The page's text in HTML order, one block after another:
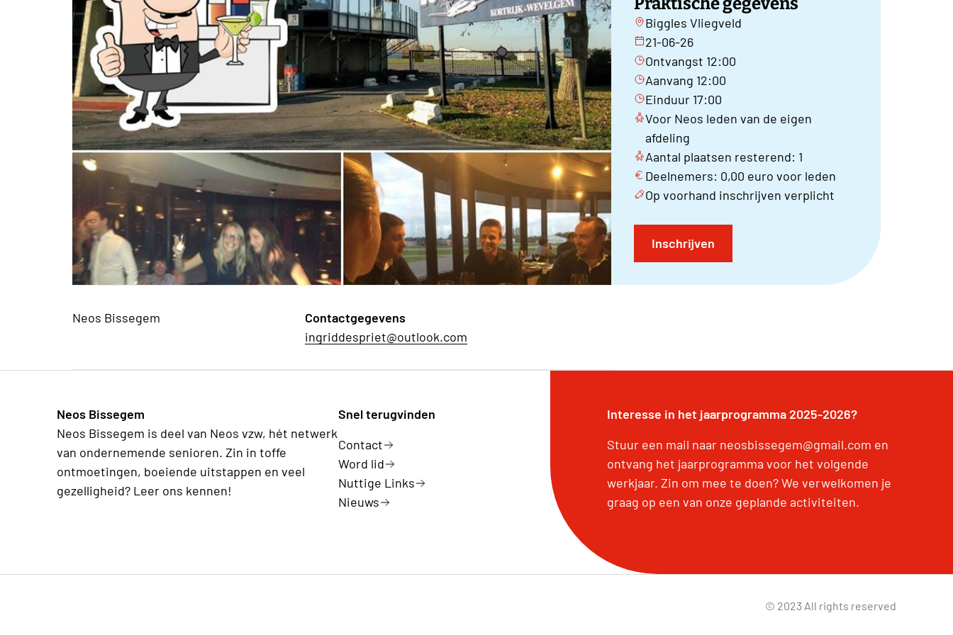
Biggles Vliegveld
21-06-26
Ontvangst 12:00
Aanvang 12:00
Einduur 17:00
Voor Neos leden van de eigen
afdeling
Aantal plaatsen resterend: 1
Deelnemers: 0,00 euro voor leden
Op voorhand inschrijven verplicht
Inschrijven
Neos Bissegem
Contactgegevens
ingriddespriet@outlook.com
Neos Bissegem
Neos Bissegem is deel van Neos vzw, hét netwerk
van ondernemende senioren. Zin in toffe
ontmoetingen, boeiende uitstappen en veel
gezelligheid? Leer ons kennen!
Snel terugvinden
Contact
Word lid
Nuttige Links
Nieuws
Interesse in het jaarprogramma 2025-2026?
Stuur een mail naar neosbissegem@gmail.com en
ontvang het jaarprogramma voor het volgende
werkjaar. Zin om mee te doen? We verwelkomen je
graag op een van onze geplande activiteiten.
© 2023 All rights reserved